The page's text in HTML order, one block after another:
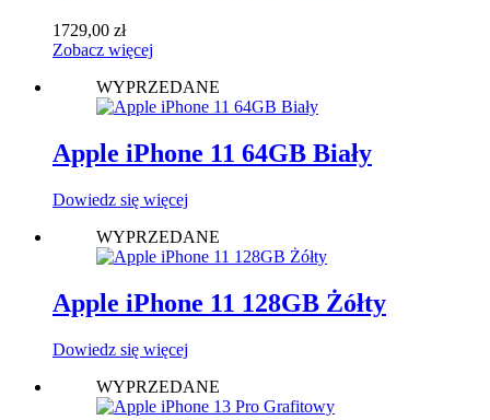
1729,00 zł
Zobacz więcej
WYPRZEDANE
Apple iPhone 11 64GB Biały
Dowiedz się więcej
WYPRZEDANE
Apple iPhone 11 128GB Żółty
Dowiedz się więcej
WYPRZEDANE